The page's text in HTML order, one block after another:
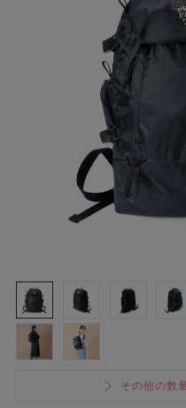
その他の数